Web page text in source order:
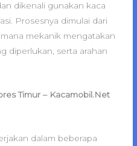
dikenali gunakan kaca
Prosesnya dimulai dari
mekanik mengatakan
diperlukan, serta arahan
Timur – Kacamobil.Net
dalam beberapa